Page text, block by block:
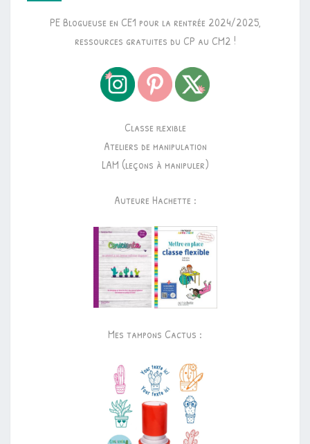
PE Blogueuse en CE1 pour la rentrée 2024/2025,
ressources gratuites du CP au CM2 !
Classe flexible
Ateliers de manipulation
LAM (leçons à manipuler)
Auteure Hachette :
Mes tampons Cactus :